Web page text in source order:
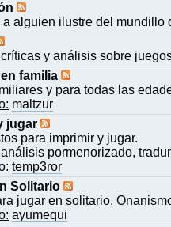
a alguien ilustre del mundillo
y análisis sobre
familia
y para todas las
maltzur
jugar
para imprimir y jugar.
pormenorizado,
temp3ror
Solitario
jugar en solitario.
ayumequi